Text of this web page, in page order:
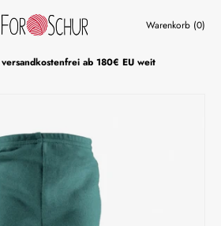
Warenkorb (0)
ab 180€ EU weit